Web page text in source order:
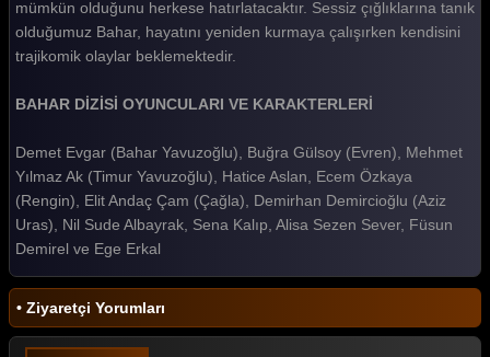
Bahar 2. Bölüm
Tüm Bölümleri Göster
mümkün olduğunu herkese hatırlatacaktır. Sessiz çığlıklarına tanık
olduğumuz Bahar, hayatını yeniden kurmaya çalışırken kendisini
trajikomik olaylar beklemektedir.
BAHAR DİZİSİ OYUNCULARI VE KARAKTERLERİ
Demet Evgar (Bahar Yavuzoğlu), Buğra Gülsoy (Evren), Mehmet
Yılmaz Ak (Timur Yavuzoğlu), Hatice Aslan, Ecem Özkaya
(Rengin), Elit Andaç Çam (Çağla), Demirhan Demircioğlu (Aziz
Uras), Nil Sude Albayrak, Sena Kalıp, Alisa Sezen Sever, Füsun
Demirel ve Ege Erkal
• Ziyaretçi Yorumları